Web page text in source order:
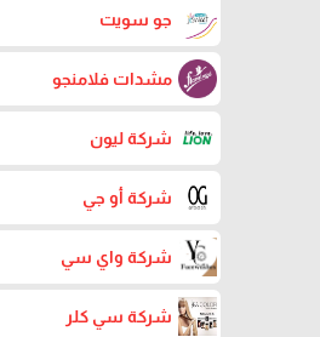
جو سويت
مشدات فلامنجو
شركة ليون
شركة أو جي
شركة واي سي
شركة سي كلر